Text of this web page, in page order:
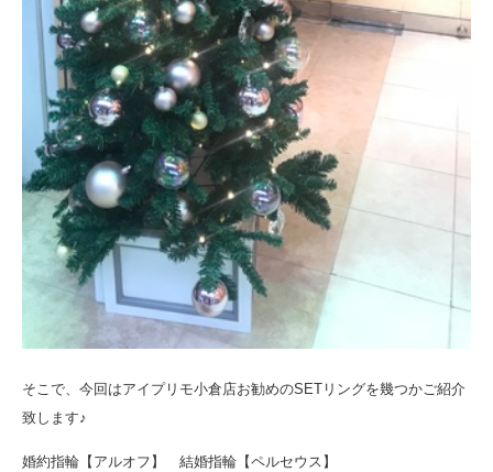
そこで、今回はアイプリモ小倉店お勧めのSETリングを幾つかご紹介
致します♪
婚約指輪【アルオフ】 結婚指輪【ペルセウス】